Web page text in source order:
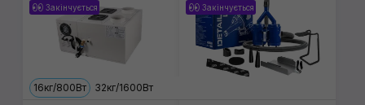
Закінчується
16кг/800Вт 32кг/1600Вт
Закінчується